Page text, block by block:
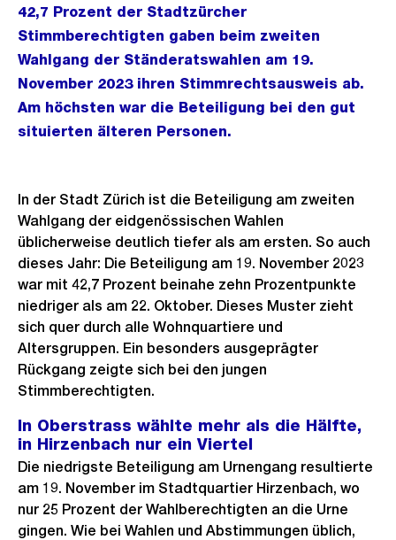
42,7 Prozent der Stadtzürcher
Stimmberechtigten gaben beim zweiten
Wahlgang der Ständeratswahlen am 19.
November 2023 ihren Stimmrechtsausweis ab.
Am höchsten war die Beteiligung bei den gut
situierten älteren Personen.
In der Stadt Zürich ist die Beteiligung am zweiten
Wahlgang der eidgenössischen Wahlen
üblicherweise deutlich tiefer als am ersten. So auch
dieses Jahr: Die Beteiligung am 19. November 2023
war mit 42,7 Prozent beinahe zehn Prozentpunkte
niedriger als am 22. Oktober. Dieses Muster zieht
sich quer durch alle Wohnquartiere und
Altersgruppen. Ein besonders ausgeprägter
Rückgang zeigte sich bei den jungen
Stimmberechtigten.
In Oberstrass wählte mehr als die Hälfte,
in Hirzenbach nur ein Viertel
Die niedrigste Beteiligung am Urnengang resultierte
am 19. November im Stadtquartier Hirzenbach, wo
nur 25 Prozent der Wahlberechtigten an die Urne
gingen. Wie bei Wahlen und Abstimmungen üblich,